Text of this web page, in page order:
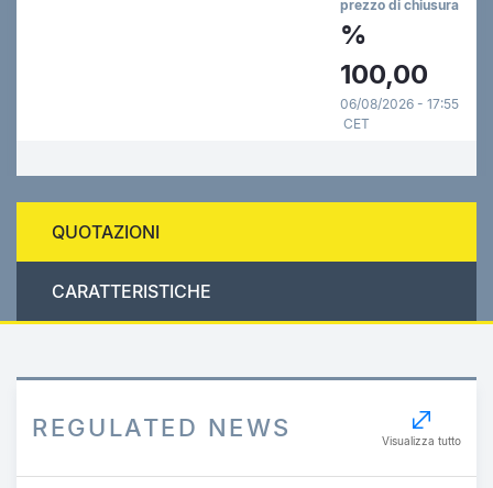
prezzo di chiusura
%
100,00
06/08/2026 - 17:55
CET
QUOTAZIONI
CARATTERISTICHE
REGULATED NEWS Visualizza tutto